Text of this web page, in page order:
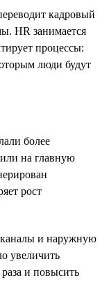
кадровый
HR занимается
процессы:
люди будут
более
на главную
рост
и наружную
увеличить
и повысить